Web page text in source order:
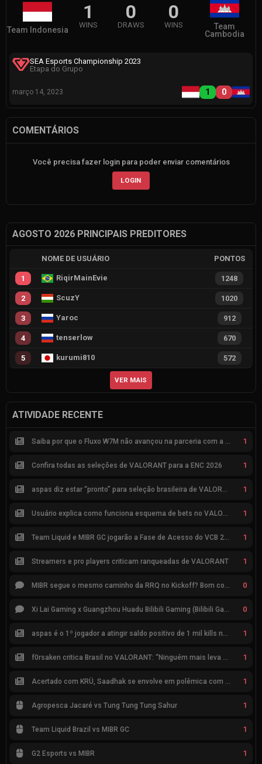
Team Indonesia
1
WINS
0
DRAWS
0
WINS
Team
Cambodia
SEA Esports Championship 2023
Etapa do Grupo
1 0
março 14, 2023
COMENTÁRIOS
Você precisa fazer login para poder enviar comentários
LOGIN
AGOSTO 2026 PRINCIPAIS PREDITORES
NOME DE USUÁRIO PONTOS
1 RiqirMainEvie 1248
2 ScuzY 1020
3 Yaroc 912
4 tenserlow 670
5 kurumi810 572
VER MAIS
ATIVIDADE RECENTE
1
Confira todas as seleções de VALORANT para a ENC 2026 1
1
1
1
Streamers e pro players criticam ranqueadas de VALORANT 1
0
0
1
1
1
Agropesca Jacaré vs Tung Tung Tung Sahur 1
Team Liquid Brazil vs MIBR GC 1
G2 Esports vs MIBR 1